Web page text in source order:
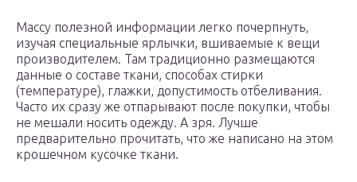
Массу полезной информации легко почерпнуть,
изучая специальные ярлычки, вшиваемые к вещи
производителем. Там традиционно размещаются
данные о составе ткани, способах стирки
(температуре), глажки, допустимость отбеливания.
Часто их сразу же отпарывают после покупки, чтобы
не мешали носить одежду. А зря. Лучше
предварительно прочитать, что же написано на этом
крошечном кусочке ткани.